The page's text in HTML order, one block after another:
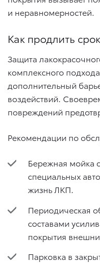
и неравномерностей.
Как продлить
Защита
комплексного
дополнительный
воздействий.
повреждений
Рекомендации по
Бережная мойка
специальных
жизнь ЛКП.
Периодическая
составами
покрытия
Парковка в